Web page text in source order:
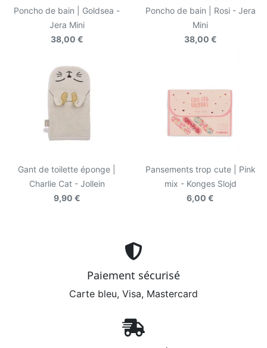
Poncho de bain | Goldsea -
Jera Mini
38,00 €
Poncho de bain | Rosi - Jera
Mini
38,00 €
Gant de toilette éponge |
Charlie Cat - Jollein
9,90 €
Pansements trop cute | Pink
mix - Konges Slojd
6,00 €
Paiement sécurisé
Carte bleu, Visa, Mastercard